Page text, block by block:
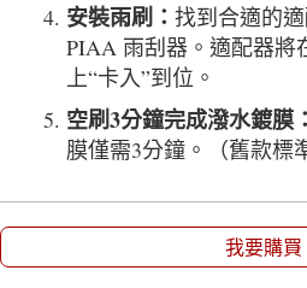
安裝雨刷： 找到合適的
PIAA 雨刮器。適配器將
上“卡入”到位。
空刷3分鐘完成潑水鍍膜：
膜僅需3分鐘。（舊款標
我要購買